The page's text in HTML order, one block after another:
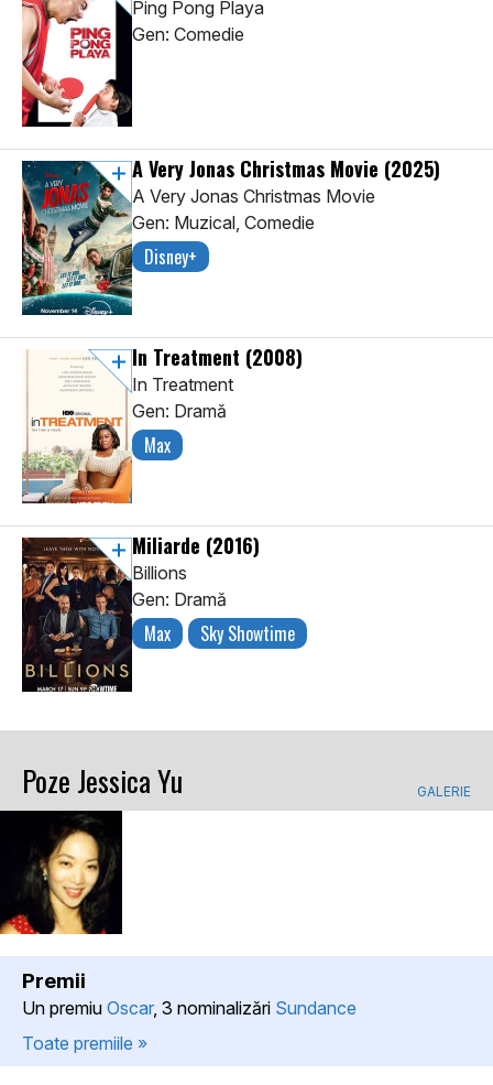
Ping Pong Playa
Gen: Comedie
A Very Jonas Christmas Movie (2025)
A Very Jonas Christmas Movie
Gen: Muzical, Comedie
Disney+
In Treatment (2008)
In Treatment
Gen: Dramă
Max
Miliarde (2016)
Billions
Gen: Dramă
Max Sky Showtime
Poze Jessica Yu GALERIE
Premii
Un premiu Oscar, 3 nominalizări Sundance
Toate premiile »